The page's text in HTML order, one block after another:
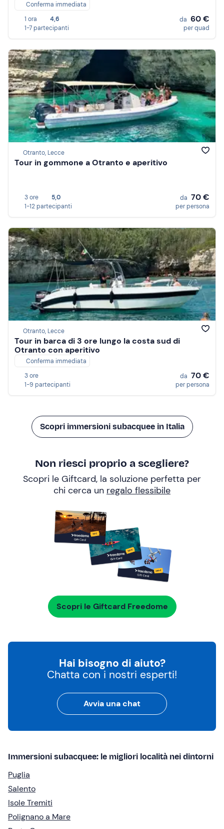
Conferma immediata
1 ora
4,6
1-7 partecipanti
da 60 €
per quad
Otranto, Lecce
Tour in gommone a Otranto e aperitivo
3 ore
5,0
1-12 partecipanti
da 70 €
per persona
Otranto, Lecce
Tour in barca di 3 ore lungo la costa sud di
Otranto con aperitivo
Conferma immediata
3 ore
1-9 partecipanti
da 70 €
per persona
Scopri immersioni subacquee in Italia
Non riesci proprio a scegliere?
Scopri le Giftcard, la soluzione perfetta per
chi cerca un regalo flessibile
Scopri le Giftcard Freedome
Hai bisogno di aiuto?
Chatta con i nostri esperti!
Avvia una chat
Immersioni subacquee: le migliori località nei dintorni
Puglia
Salento
Isole Tremiti
Polignano a Mare